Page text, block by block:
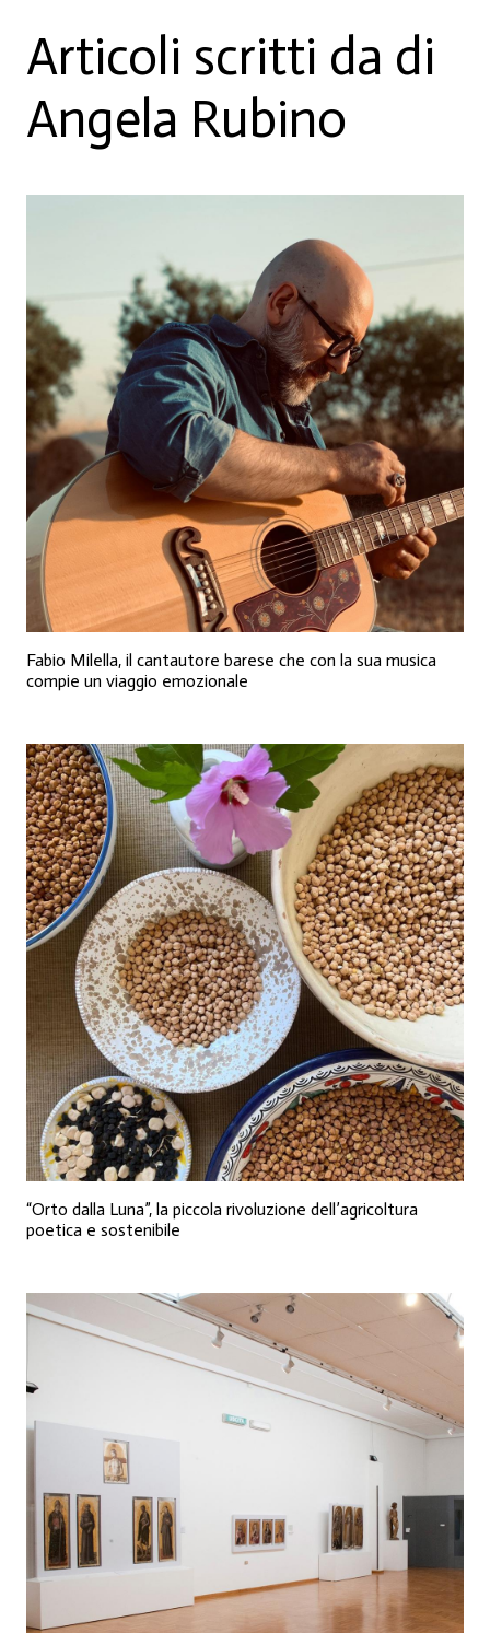
Articoli scritti da di
Angela Rubino
Fabio Milella, il cantautore barese che con la sua musica
compie un viaggio emozionale
“Orto dalla Luna”, la piccola rivoluzione dell’agricoltura
poetica e sostenibile